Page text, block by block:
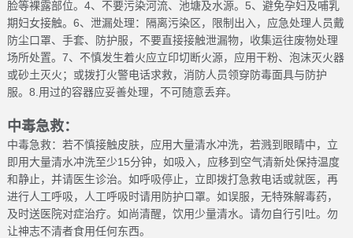
脸等裸露部位。4、不要污染河流、池塘及水源。5、避免孕妇及哺乳
期妇女接触。6、泄漏处理：隔离污染区，限制出入，应急处理人员戴
防尘口罩、手套、防护服，不要直接接触泄漏物，收集运往废物处理
场所处置。7、不慎发生着火应立印切断火源，应用干粉、泡沫灭火器
或砂土灭火；或拨打火警电话求救，消防人员领穿防毒面具与防护
服。8.用过的容器应妥善处理，不可随意丢弃。
中毒急救：
中毒急救：若不慎接触皮肤，应用大量清水冲洗，若溅到眼睛中，立
即用大量清水冲洗至少15分钟，如吸入，应移到空气清新处保持温度
和静止，并请医生诊治。如呼吸停止，立即拨打急救电话或就医，再
进行人工呼吸，人工呼吸时请用防护口罩。如误服，无特殊解毒药，
及时送医院对症治疗。如尚清醒，饮用少量清水。请勿自行引吐。勿
让神志不清者食用任何东西。